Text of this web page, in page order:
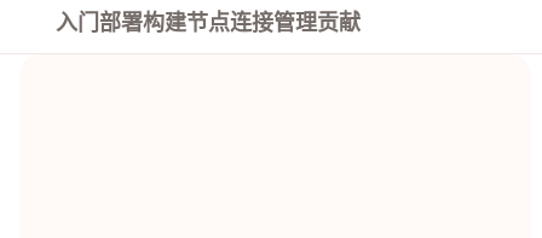
入门部署构建节点连接管理贡献